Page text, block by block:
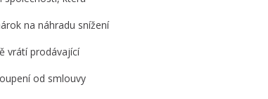
na náhradu snížení
vrátí prodávající
od smlouvy